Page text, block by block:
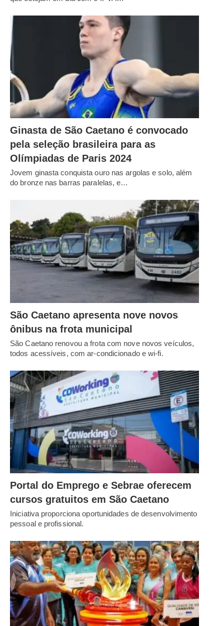
Ginasta de São Caetano é convocado
pela seleção brasileira para as
Olímpiadas de Paris 2024
Jovem ginasta conquista ouro nas argolas e solo, além
do bronze nas barras paralelas, e…
São Caetano apresenta nove novos
ônibus na frota municipal
São Caetano renovou a frota com nove novos veículos,
todos acessíveis, com ar-condicionado e wi-fi.
Portal do Emprego e Sebrae oferecem
cursos gratuitos em São Caetano
Iniciativa proporciona oportunidades de desenvolvimento
pessoal e profissional.